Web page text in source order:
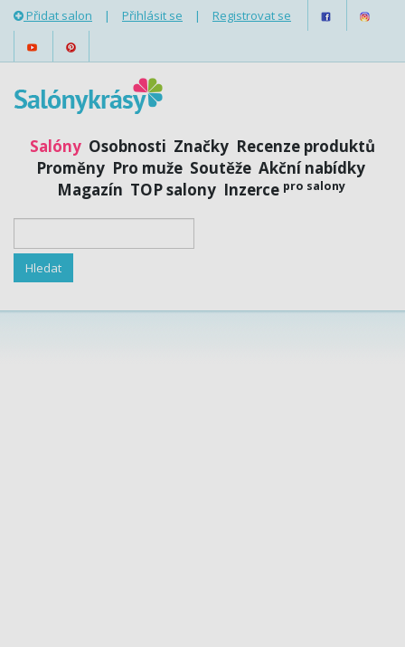
Přidat salon | Přihlásit se | Registrovat se
Salóny Osobnosti Značky Recenze produktů
Proměny Pro muže Soutěže Akční nabídky
Magazín TOP salony Inzerce pro salony